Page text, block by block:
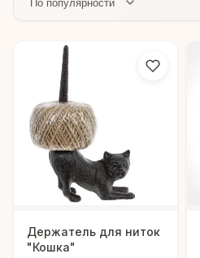
Держатель для ниток
"Кошка"